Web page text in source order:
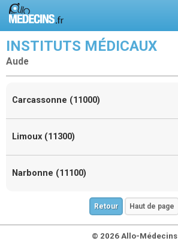
INSTITUTS MÉDICAUX
Aude
Carcassonne (11000)
Limoux (11300)
Narbonne (11100)
Retour Haut de page
© 2026 Allo-Médecins